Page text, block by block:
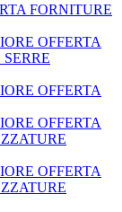
FORNITURE
OFFERTA
OFFERTA
OFFERTA
OFFERTA